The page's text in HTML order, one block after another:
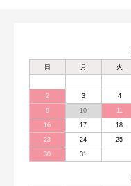
日 月 火
2 3 4
9 10 11
16 17 18
23 24 25
30 31